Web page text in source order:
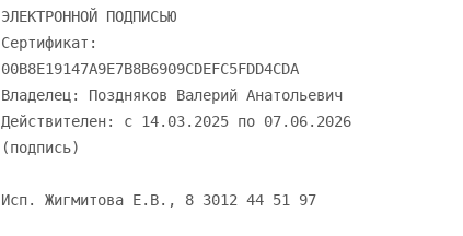
ЭЛЕКТРОННОЙ ПОДПИСЬЮ
Сертификат:
00B8E19147A9E7B8B6909CDEFC5FDD4CDA
Владелец: Поздняков Валерий Анатольевич
Действителен: с 14.03.2025 по 07.06.2026
(подпись)
Исп. Жигмитова Е.В., 8 3012 44 51 97